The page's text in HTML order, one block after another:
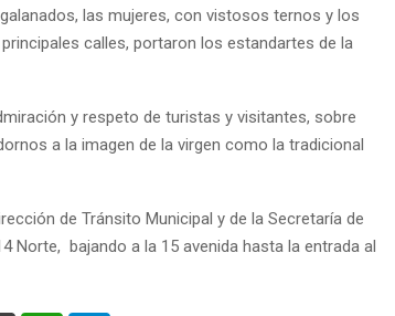
las mujeres, con vistosos ternos y los
calles, portaron los estandartes de la
y respeto de turistas y visitantes, sobre
a la imagen de la virgen como la tradicional
de Tránsito Municipal y de la Secretaría de
Norte, bajando a la 15 avenida hasta la entrada al